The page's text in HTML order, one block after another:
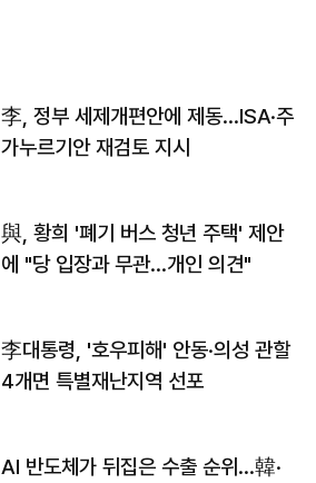
李, 정부 세제개편안에 제동…ISA·주
가누르기안 재검토 지시
與, 황희 '폐기 버스 청년 주택' 제안
에 "당 입장과 무관…개인 의견"
李대통령, '호우피해' 안동·의성 관할
4개면 특별재난지역 선포
AI 반도체가 뒤집은 수출 순위…韓·